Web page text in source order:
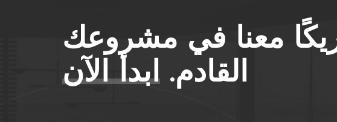
معنا في مشروعك
القادم. ابدأ الآن